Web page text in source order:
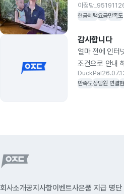
아정당_951911
현금혜택요금만족도
감사합니다
얼마 전에 인터
조건으로 안내
유튜브에서 보
DuckPal
만족도상담원 연결
회사소개공지사항이벤트사은품 지급 명단